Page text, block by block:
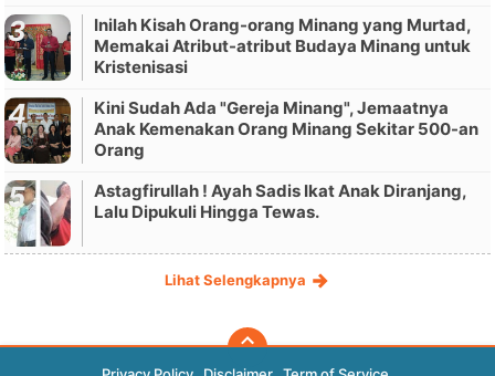
Inilah Kisah Orang-orang Minang yang Murtad,
Memakai Atribut-atribut Budaya Minang untuk
Kristenisasi
Kini Sudah Ada "Gereja Minang", Jemaatnya
Anak Kemenakan Orang Minang Sekitar 500-an
Orang
Astagfirullah ! Ayah Sadis Ikat Anak Diranjang,
Lalu Dipukuli Hingga Tewas.
Lihat Selengkapnya